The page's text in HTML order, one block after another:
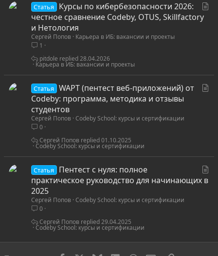
Статья
Курсы по кибербезопасности 2026:
честное сравнение Codeby, OTUS, Skillfactory
и Нетология
Сергей Попов Карьера в ИБ: вакансии и проекты
1
Карьера в ИБ: вакансии и проекты
28.04.2026
pitdole
Статья
WAPT (пентест веб-приложений) от
Codeby: программа, методика и отзывы
студентов
Сергей Попов Codeby School: курсы и сертификации
0
Codeby School: курсы и сертификации
01.10.2025
Сергей Попов
Статья
Пентест с нуля: полное
практическое руководство для начинающих в
2025
Сергей Попов Codeby School: курсы и сертификации
0
Codeby School: курсы и сертификации
29.04.2025
Сергей Попов